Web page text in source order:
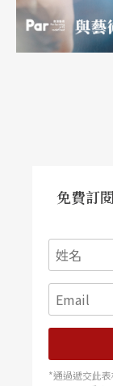
對應徵者的反
重的徵婚人
言；宛如一
閱歷衆男生
生態之後，
色。演出進
笑聲連連，
婚部分而論
免費訂
*通過遞交此